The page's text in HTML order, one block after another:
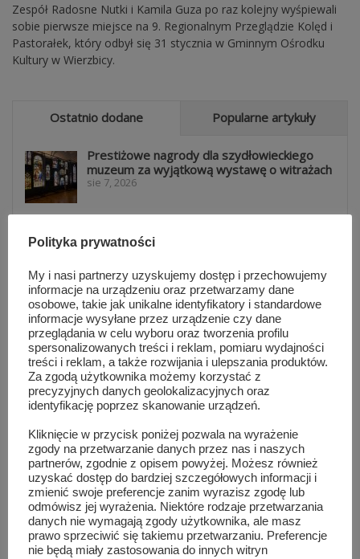
Zespół Radosne Nutki i Kamila Guza po raz kolejny wyśpiewali
sobie pierwsze miejsce na 9. Regionalnym Przeglądzie Kolęd i
Pastorałek, który odbył się 31 stycznia w Gminnym Ośrodku
Kultury w Wierzbicy.
Ostatnio dodane Popularne artykuły
Prestiżowe nagrody dla szydłowieckiego
muzeum za wyjątkową wystawę o witrażach
sie 7, 2026
Natalii Nykiel. Tak wyglądało...
Warsztaty taneczne i koncert Blanki. Tłumy
na MAZOPikniku w Orońsku
sie 5, 2026
Informacje z Mazowsza 161
sie 4, 2026
82 lata od wybuchu Powstania
Warszawskiego. Ich mogiły znajdują się...
lip 31, 2026
Lokalna reklama, która działa. Dlaczego
warto być widocznym przez cały...
Polityka prywatności
My i nasi partnerzy uzyskujemy dostęp i przechowujemy
informacje na urządzeniu oraz przetwarzamy dane
osobowe, takie jak unikalne identyfikatory i standardowe
informacje wysyłane przez urządzenie czy dane
przeglądania w celu wyboru oraz tworzenia profilu
spersonalizowanych treści i reklam, pomiaru wydajności
treści i reklam, a także rozwijania i ulepszania produktów.
Za zgodą użytkownika możemy korzystać z
precyzyjnych danych geolokalizacyjnych oraz
identyfikację poprzez skanowanie urządzeń.
Kliknięcie w przycisk poniżej pozwala na wyrażenie
zgody na przetwarzanie danych przez nas i naszych
partnerów, zgodnie z opisem powyżej. Możesz również
uzyskać dostęp do bardziej szczegółowych informacji i
zmienić swoje preferencje zanim wyrazisz zgodę lub
odmówisz jej wyrażenia. Niektóre rodzaje przetwarzania
danych nie wymagają zgody użytkownika, ale masz
prawo sprzeciwić się takiemu przetwarzaniu. Preferencje
nie będą miały zastosowania do innych witryn